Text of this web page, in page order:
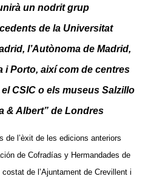
un nodrit grup
de la Universitat
l’Autònoma de Madrid,
i Porto, així com de centres
CSIC o els museus Salzillo
& Albert” de Londres
de l’èxit de les edicions anteriors
de Cofradías y Hermandades de
de l’Ajuntament de Crevillent i